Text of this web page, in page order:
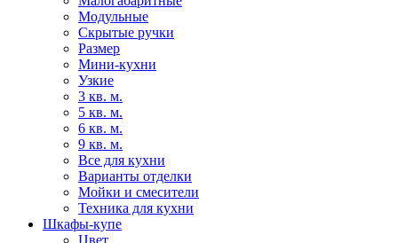
Модульные
Скрытые ручки
Размер
Мини-кухни
Узкие
3 кв. м.
5 кв. м.
6 кв. м.
9 кв. м.
Все для кухни
Варианты отделки
Мойки и смесители
Техника для кухни
Шкафы-купе
Цвет